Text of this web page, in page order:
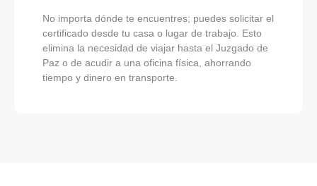
No importa dónde te encuentres; puedes solicitar el
certificado desde tu casa o lugar de trabajo. Esto
elimina la necesidad de viajar hasta el Juzgado de
Paz o de acudir a una oficina física, ahorrando
tiempo y dinero en transporte.